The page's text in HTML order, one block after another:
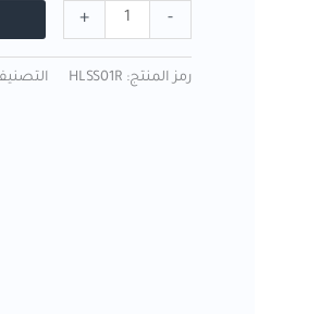
-
+
رمز المنتج: HLSS01R